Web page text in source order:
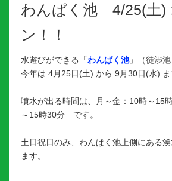
わんぱく池 4/25(土)
ン！！
水遊びができる「わんぱく池」（徒渉池
今年は 4月25日(土) から 9月30日(水) ま
噴水が出る時間は、月～金：10時～
～15時30分 です。
土日祝日のみ、わんぱく池上側にある
ます。